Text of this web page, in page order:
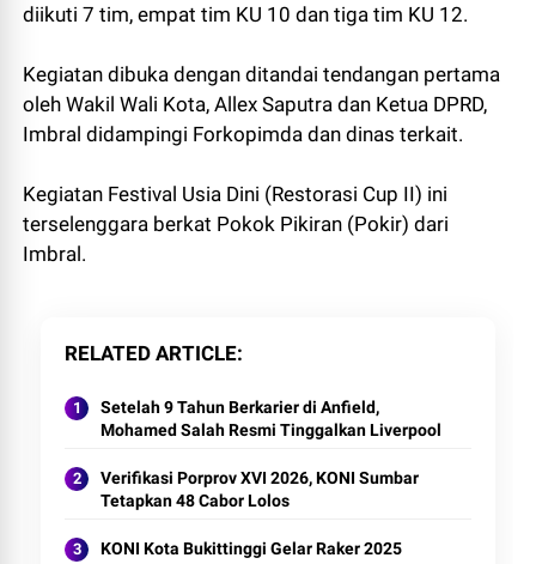
diikuti 7 tim, empat tim KU 10 dan tiga tim KU 12.
Kegiatan dibuka dengan ditandai tendangan pertama
oleh Wakil Wali Kota, Allex Saputra dan Ketua DPRD,
Imbral didampingi Forkopimda dan dinas terkait.
Kegiatan Festival Usia Dini (Restorasi Cup II) ini
terselenggara berkat Pokok Pikiran (Pokir) dari
Imbral.
RELATED ARTICLE
Setelah 9 Tahun Berkarier di Anfield,
Mohamed Salah Resmi Tinggalkan Liverpool
Verifikasi Porprov XVI 2026, KONI Sumbar
Tetapkan 48 Cabor Lolos
KONI Kota Bukittinggi Gelar Raker 2025